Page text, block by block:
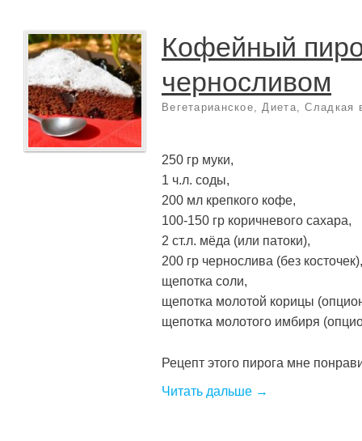
Кофейный
черносливом
Вегетарианское Диета ,Сладкая
250 гр муки,
1 ч.л. соды,
200 мл крепкого кофе,
100-150 гр коричневого сахара,
2 ст.л. мёда (или патоки),
200 гр чернослива (без косточек),
щепотка соли,
щепотка молотой корицы
щепотка молотого имбиря
Рецепт этого пирога мне
Читать дальше →